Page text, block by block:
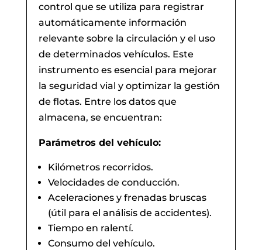
control que se utiliza para registrar
automáticamente información
relevante sobre la circulación y el uso
de determinados vehículos. Este
instrumento es esencial para mejorar
la seguridad vial y optimizar la gestión
de flotas. Entre los datos que
almacena, se encuentran:
Parámetros del vehículo:
Kilómetros recorridos.
Velocidades de conducción.
Aceleraciones y frenadas bruscas
(útil para el análisis de accidentes).
Tiempo en ralentí.
Consumo del vehículo.